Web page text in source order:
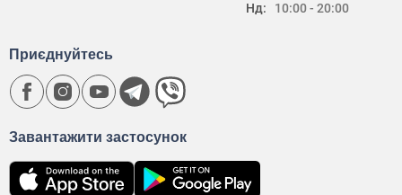
Нд:
10:00 - 20:00
Завантажити застосунок
Приєднуйтесь